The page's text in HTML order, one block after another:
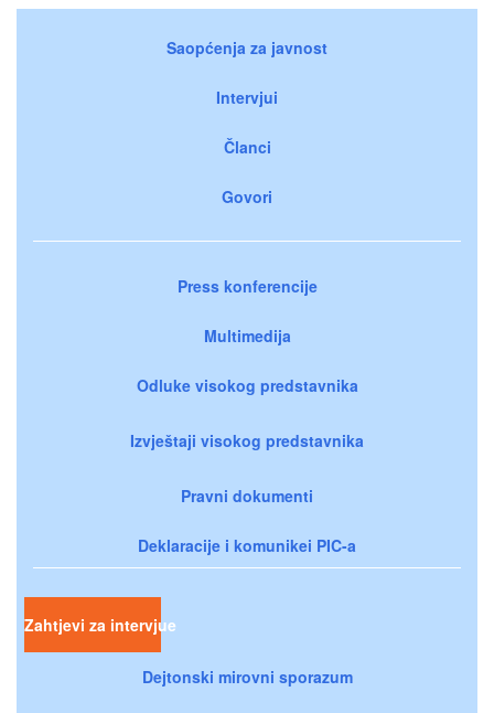
Saopćenja za javnost
Intervjui
Članci
Govori
Press konferencije
Multimedija
Odluke visokog predstavnika
Izvještaji visokog predstavnika
Pravni dokumenti
Deklaracije i komunikei PIC-a
Zahtjevi za intervjue
Dejtonski mirovni sporazum